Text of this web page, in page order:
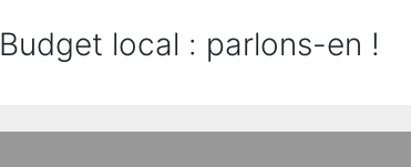
Budget local : parlons-en !